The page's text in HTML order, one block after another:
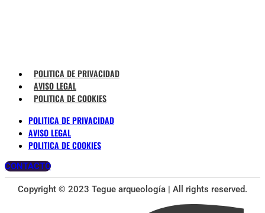
POLITICA DE PRIVACIDAD
AVISO LEGAL
POLITICA DE COOKIES
POLITICA DE PRIVACIDAD
AVISO LEGAL
POLITICA DE COOKIES
CONTACTO
Copyright © 2023 Tegue arqueología | All rights reserved.